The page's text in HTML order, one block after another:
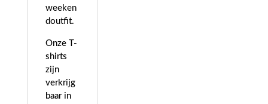
weeken
doutfit.
Onze T-
shirts
zijn
verkrijg
baar in